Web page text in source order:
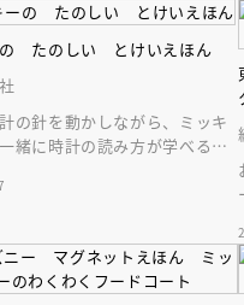
の たのしい とけいえほん
の針を動かしながら、ミッキ
緒に時計の読み方が学べる
つき。